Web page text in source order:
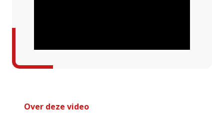
Over deze video